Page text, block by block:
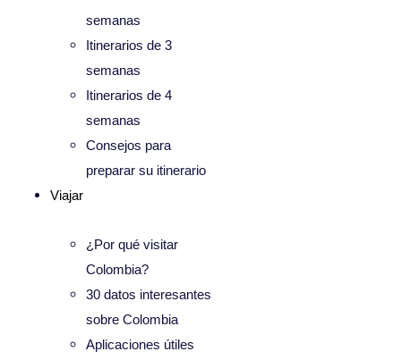
semanas
Itinerarios de 3
semanas
Itinerarios de 4
semanas
Consejos para
preparar su itinerario
Viajar
¿Por qué visitar
Colombia?
30 datos interesantes
sobre Colombia
Aplicaciones útiles